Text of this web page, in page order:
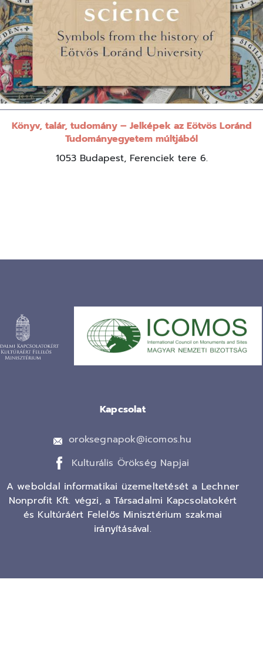
Könyv, talár, tudomány – Jelképek az Eötvös Loránd
Tudományegyetem múltjából
1053 Budapest, Ferenciek tere 6.
Kapcsolat
oroksegnapok@icomos.hu
Kulturális Örökség Napjai
A weboldal informatikai üzemeltetését a Lechner
Nonprofit Kft. végzi, a Társadalmi Kapcsolatokért
és Kultúráért Felelős Minisztérium szakmai
irányításával.